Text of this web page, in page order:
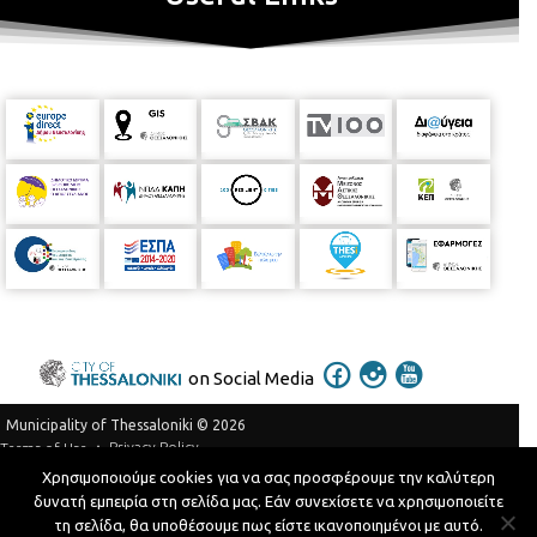
on Social Media
Municipality of Thessaloniki © 2026
Terms of Use
Privacy Policy
Telephone Catalog
Developed byMyCompany Projects
Χρησιμοποιούμε cookies για να σας προσφέρουμε την καλύτερη
δυνατή εμπειρία στη σελίδα μας. Εάν συνεχίσετε να χρησιμοποιείτε
τη σελίδα, θα υποθέσουμε πως είστε ικανοποιημένοι με αυτό.